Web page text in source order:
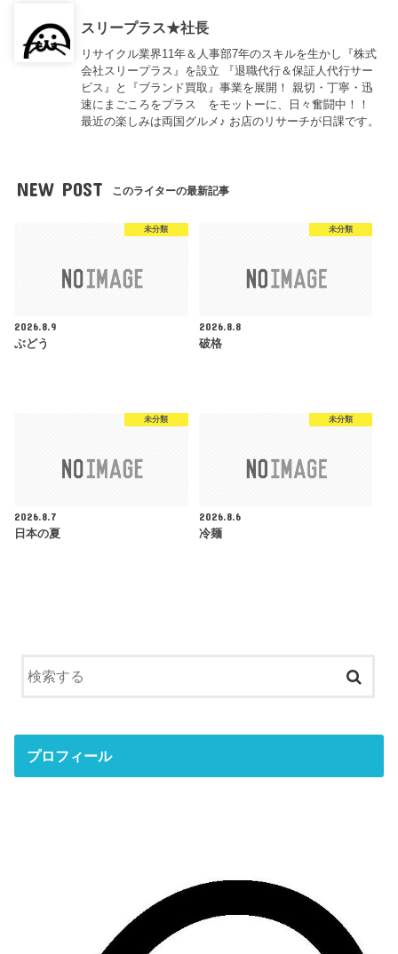
スリープラス★社長
リサイクル業界11年＆人事部7年のスキルを生かし『株式
会社スリープラス』を設立 『退職代行＆保証人代行サー
ビス』と『ブランド買取』事業を展開！ 親切・丁寧・迅
速にまごころをプラス をモットーに、日々奮闘中！！
最近の楽しみは両国グルメ♪ お店のリサーチが日課です。
NEW POST このライターの最新記事
未分類
2026.8.9
ぶどう
未分類
2026.8.8
破格
未分類
2026.8.7
日本の夏
未分類
2026.8.6
冷麺
プロフィール